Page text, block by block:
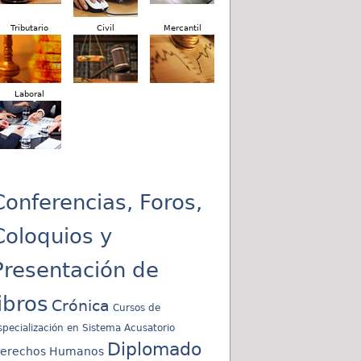
Tributario Civil Mercantil
Laboral
Foros,
y
de
Crónica Cursos de
en Sistema Acusatorio
Humanos Diplomado